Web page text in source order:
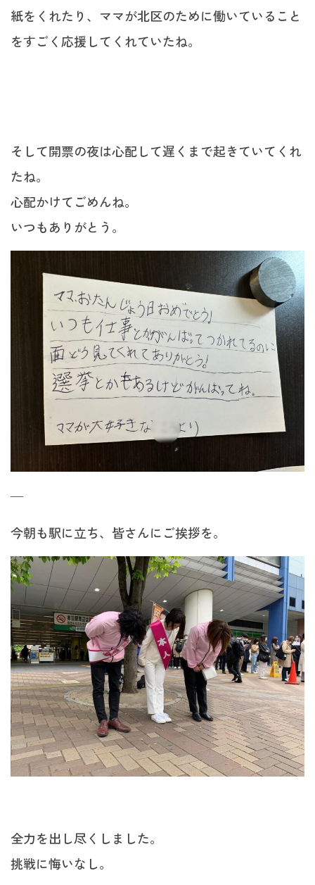
紙をくれたり、ママが北区のために働いていること
をすごく応援してくれていたね。
そして開票の夜は心配して遅くまで起きていてくれ
たね。
心配かけてごめんね。
いつもありがとう。
—
今朝も駅に立ち、皆さんにご挨拶を。
全力を出し尽くしました。
挑戦に悔いなし。